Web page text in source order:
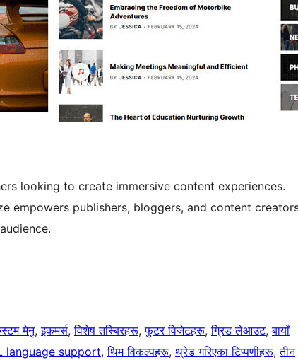
looking to create immersive content experiences.
empowers publishers, bloggers, and content
मेनु, इकमर्स, विशेष तस्बिरहरू, फुटर विजेटहरू, ग्रिड लेआउट, बायाँ
language support, थिम विकल्पहरू, थ्रेड गरिएका टिप्पणीहरू, तीन